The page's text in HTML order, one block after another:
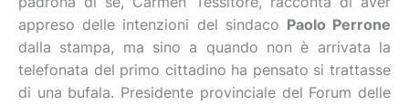
appreso delle intenzioni del sindaco Paolo Perrone
dalla stampa, ma sino a quando non è arrivata la
telefonata del primo cittadino ha pensato si trattasse
di una bufala. Presidente provinciale del Forum delle